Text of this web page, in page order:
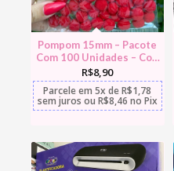
Pompom 15mm – Pacote
Com 100 Unidades – Cor:
Vermelho
R$8,90
Parcele em5xdeR$1,78
sem juros ou R$8,46 no Pix